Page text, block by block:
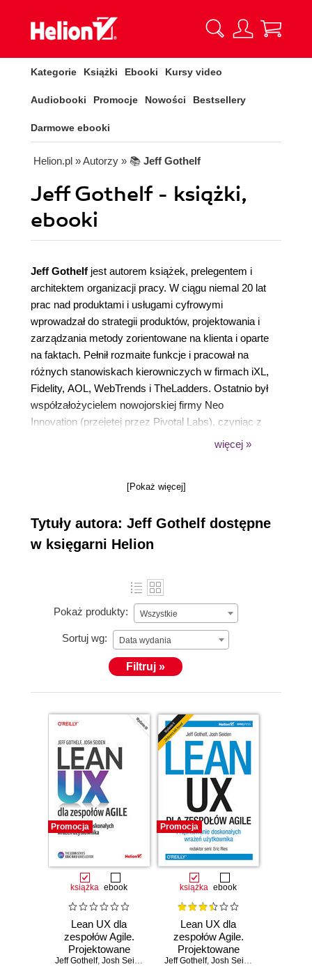
Kategorie Książki Ebooki Kursy video
Audiobooki Promocje Nowości Bestsellery
Darmowe ebooki
Helion.pl » Autorzy » 📚 Jeff Gothelf
Jeff Gothelf - książki,
ebooki
Jeff Gothelf jest autorem książek, prelegentem i
architektem organizacji pracy. W ciągu niemal 20 lat
prac nad produktami i usługami cyfrowymi
wprowadzał do strategii produktów, projektowania i
zarządzania metody zorientowane na klienta i oparte
na faktach. Pełnił rozmaite funkcje i pracował na
różnych stanowiskach kierowniczych w firmach iXL,
Fidelity, AOL, WebTrends i TheLadders. Ostatnio był
współzałożycielem nowojorskiej firmy Neo
Innovation (przejętej przez Pivotal Labs), czyniąc z
niej jedną z najbardziej rozpoznawalnych marek w
na konferencjach, prowadzi warsztaty i pracuje
Ameryki Północnej, Europy i Azji.
więcej »
[Pokaż więcej]
Tytuły autora: Jeff Gothelf dostępne
w księgarni Helion
Pokaż produkty: Wszystkie
Sortuj wg: Data wydania
Filtruj »
Promocja
książka ebook
Lean UX dla
zespołów Agile.
Projektowane
doskonałych
Jeff Gothelf, Josh Seiden
Promocja
książka ebook
Lean UX dla
zespołów Agile.
Projektowane
doskonałych
Jeff Gothelf, Josh Seiden